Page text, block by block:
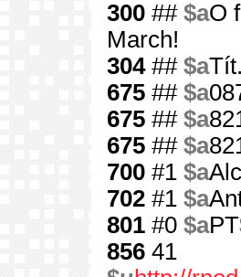
300 ## $aO
March!
304## $a
675 ## $a
675 ## $a
675 ## $a
700 #1 $a
702 #1 $a
801 #0 $aPT
856 41